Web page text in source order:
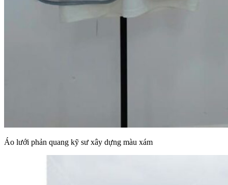
Áo lưới phản quang kỹ sư xây dựng màu xám